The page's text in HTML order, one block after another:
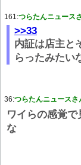
161:つらたんニュース
>>33
内証は店主と
らったみたい
36:つらたんニュースさ
ワイらの感覚
な